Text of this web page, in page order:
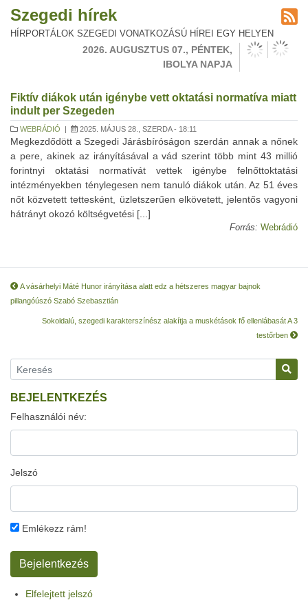
Szegedi hírek
HÍRPORTÁLOK SZEGEDI VONATKOZÁSÚ HÍREI EGY HELYEN
2026. AUGUSZTUS 07., PÉNTEK,
IBOLYA NAPJA
Fiktív diákok után igénybe vett oktatási normatíva miatt
indult per Szegeden
WEBRÁDIÓ | 2025. MÁJUS 28., SZERDA - 18:11
Megkezdődött a Szegedi Járásbíróságon szerdán annak a nőnek
a pere, akinek az irányításával a vád szerint több mint 43 millió
forintnyi oktatási normatívát vettek igénybe felnőttoktatási
intézményekben ténylegesen nem tanuló diákok után. Az 51 éves
nőt közvetett tettesként, üzletszerűen elkövetett, jelentős vagyoni
hátrányt okozó költségvetési [...]
Forrás: Webrádió
A vásárhelyi Máté Hunor irányítása alatt edz a hétszeres magyar bajnok
pillangóúszó Szabó Szebasztián
Sokoldalú, szegedi karakterszínész alakítja a muskétások fő ellenlábasát A 3
testőrben
BEJELENTKEZÉS
Felhasználói név:
Jelszó
Emlékezz rám!
Elfelejtett jelszó